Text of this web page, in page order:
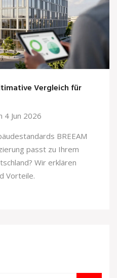
Vergleich für
4 Jun 2026
BREEAM
passt zu Ihrem
Wir erklären
Vorteile.